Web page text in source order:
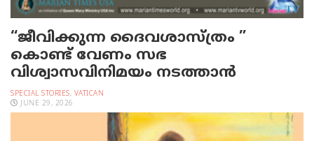
“ജീവിക്കുന്ന ദൈവശാസ്ത്രം ”
കൊണ്ട് വേണം സഭ
വിശ്വാസവിനിമയം നടത്താൻ
SPECIAL STORIES, VATICAN
JUNE 29, 2026